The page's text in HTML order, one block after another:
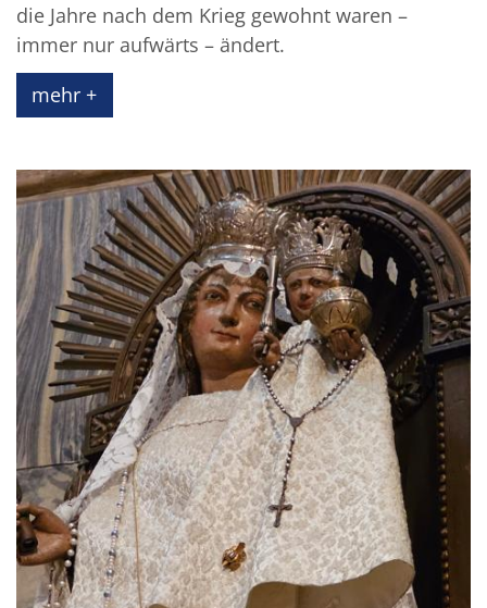
die Jahre nach dem Krieg gewohnt waren –
immer nur aufwärts – ändert.
mehr +